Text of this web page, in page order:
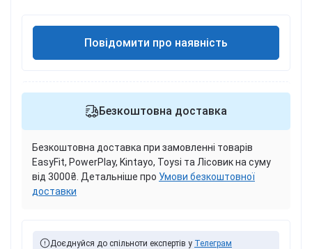
Повідомити про наявність
Безкоштовна доставка
Безкоштовна доставка при замовленні товарів
EasyFit, PowerPlay, Kintayo, Toysi та Лісовик на суму
від 3000₴. Детальніше про Умови безкоштовної
доставки
Доєднуйся до спільноти експертів у Телеграм